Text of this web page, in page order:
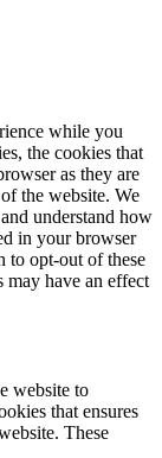
while you
the cookies that
as they are
the website. We
understand how
in your browser
to opt-out of these
may have an effect
website to
that ensures
These